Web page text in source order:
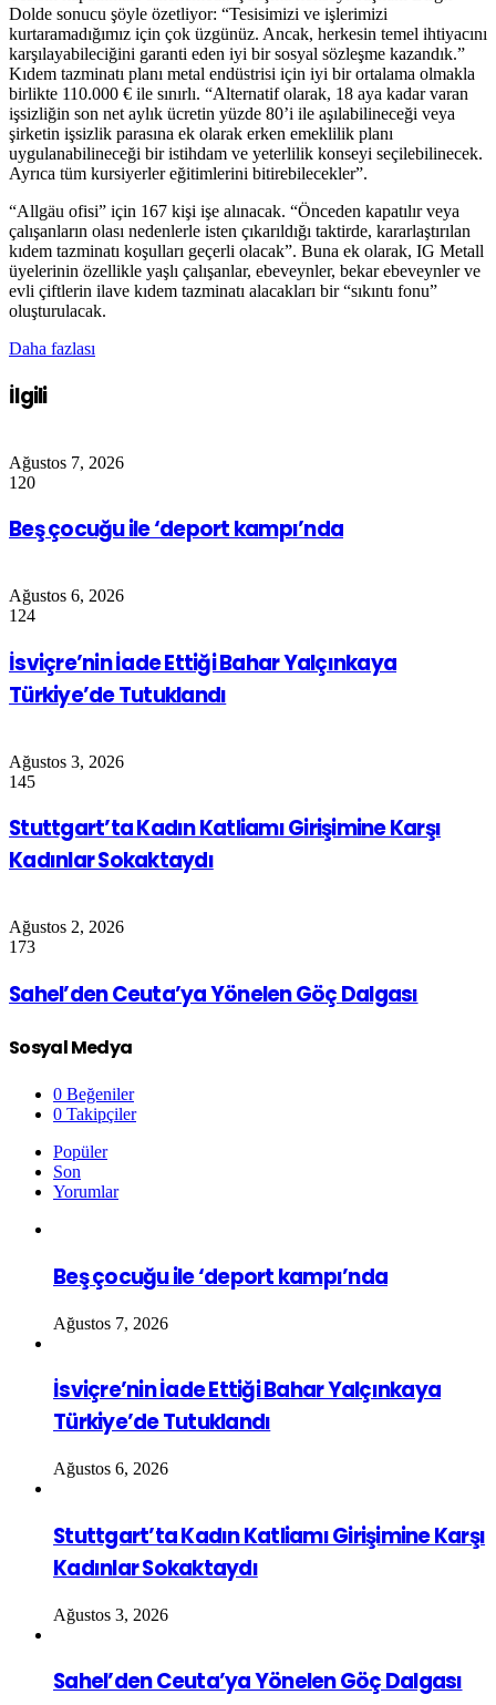
Dolde sonucu şöyle özetliyor: “Tesisimizi ve işlerimizi
kurtaramadığımız için çok üzgünüz. Ancak, herkesin temel ihtiyacını
karşılayabileciğini garanti eden iyi bir sosyal sözleşme kazandık.”
Kıdem tazminatı planı metal endüstrisi için iyi bir ortalama olmakla
birlikte 110.000 € ile sınırlı. “Alternatif olarak, 18 aya kadar varan
işsizliğin son net aylık ücretin yüzde 80’i ile aşılabilineceği veya
şirketin işsizlik parasına ek olarak erken emeklilik planı
uygulanabilineceği bir istihdam ve yeterlilik konseyi seçilebilinecek.
Ayrıca tüm kursiyerler eğitimlerini bitirebilecekler”.
“Allgäu ofisi” için 167 kişi işe alınacak. “Önceden kapatılır veya
çalışanların olası nedenlerle isten çıkarıldığı taktirde, kararlaştırılan
kıdem tazminatı koşulları geçerli olacak”. Buna ek olarak, IG Metall
üyelerinin özellikle yaşlı çalışanlar, ebeveynler, bekar ebeveynler ve
evli çiftlerin ilave kıdem tazminatı alacakları bir “sıkıntı fonu”
oluşturulacak.
Daha fazlası
İlgili
Ağustos 7, 2026
120
Beş çocuğu ile ‘deport kampı’nda
Ağustos 6, 2026
124
İsviçre’nin İade Ettiği Bahar Yalçınkaya
Türkiye’de Tutuklandı
Ağustos 3, 2026
145
Stuttgart’ta Kadın Katliamı Girişimine Karşı
Kadınlar Sokaktaydı
Ağustos 2, 2026
173
Sahel’den Ceuta’ya Yönelen Göç Dalgası
Sosyal Medya
0 Beğeniler
0 Takipçiler
Popüler
Son
Yorumlar
Beş çocuğu ile ‘deport kampı’nda
Ağustos 7, 2026
İsviçre’nin İade Ettiği Bahar Yalçınkaya
Türkiye’de Tutuklandı
Ağustos 6, 2026
Stuttgart’ta Kadın Katliamı Girişimine Karşı
Kadınlar Sokaktaydı
Ağustos 3, 2026
Sahel’den Ceuta’ya Yönelen Göç Dalgası